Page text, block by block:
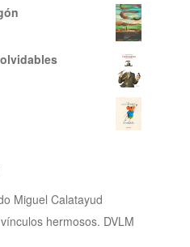
Miguel Calatayud
hermosos. DVLM